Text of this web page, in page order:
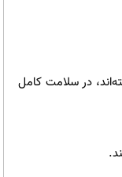
در این قطار حضور داشته‌اند، در سلامت کامل